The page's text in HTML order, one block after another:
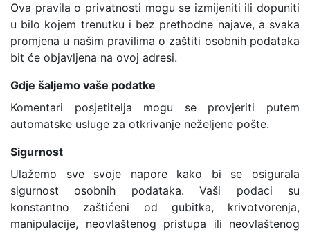
Ova pravila o privatnosti mogu se izmijeniti ili dopuniti
u bilo kojem trenutku i bez prethodne najave, a svaka
promjena u našim pravilima o zaštiti osobnih podataka
bit će objavljena na ovoj adresi.
Gdje šaljemo vaše podatke
Komentari posjetitelja mogu se provjeriti putem
automatske usluge za otkrivanje neželjene pošte.
Sigurnost
Ulažemo sve svoje napore kako bi se osigurala
sigurnost osobnih podataka. Vaši podaci su
konstantno zaštićeni od gubitka, krivotvorenja,
manipulacije, neovlaštenog pristupa ili neovlaštenog